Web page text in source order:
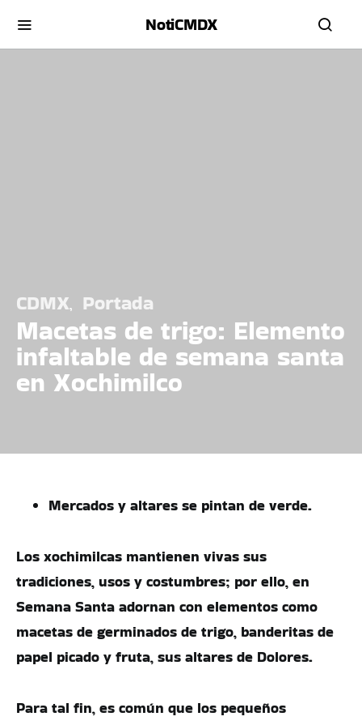
NotiCMDX
CDMX Portada
Macetas de trigo: Elemento
infaltable de semana santa
en Xochimilco
Mercados y altares se pintan de verde.
Los xochimilcas mantienen vivas sus
tradiciones, usos y costumbres; por ello, en
Semana Santa adornan con elementos como
macetas de germinados de trigo, banderitas de
papel picado y fruta, sus altares de Dolores.
Para tal fin, es común que los pequeños